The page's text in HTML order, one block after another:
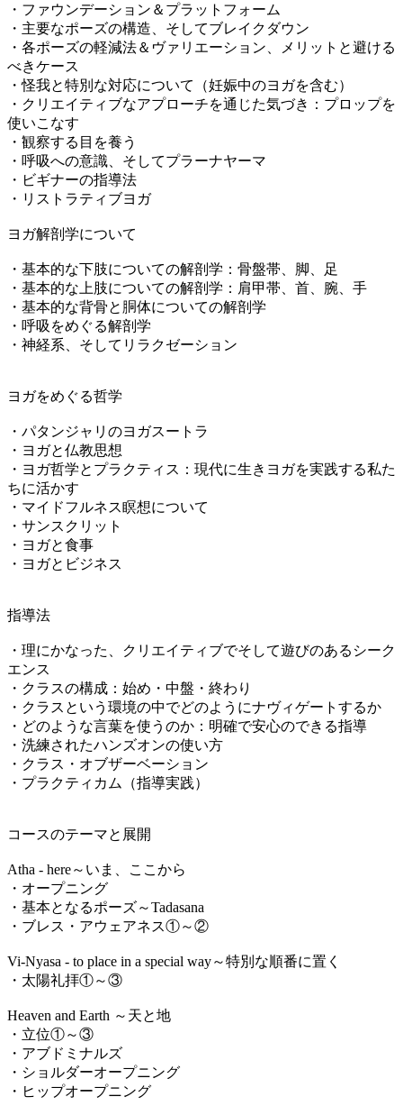
・ファウンデーション＆プラットフォーム
・主要なポーズの構造、そしてブレイクダウン
・各ポーズの軽減法＆ヴァリエーション、メリットと避ける
べきケース
・怪我と特別な対応について（妊娠中のヨガを含む）
・クリエイティブなアプローチを通じた気づき：プロップを
使いこなす
・観察する目を養う
・呼吸への意識、そしてプラーナヤーマ
・ビギナーの指導法
・リストラティブヨガ
ヨガ解剖学について
・基本的な下肢についての解剖学：骨盤帯、脚、足
・基本的な上肢についての解剖学：肩甲帯、首、腕、手
・基本的な背骨と胴体についての解剖学
・呼吸をめぐる解剖学
・神経系、そしてリラクゼーション
ヨガをめぐる哲学
・パタンジャリのヨガスートラ
・ヨガと仏教思想
・ヨガ哲学とプラクティス：現代に生きヨガを実践する私た
ちに活かす
・マイドフルネス瞑想について
・サンスクリット
・ヨガと食事
・ヨガとビジネス
指導法
・理にかなった、クリエイティブでそして遊びのあるシーク
エンス
・クラスの構成：始め・中盤・終わり
・クラスという環境の中でどのようにナヴィゲートするか
・どのような言葉を使うのか：明確で安心のできる指導
・洗練されたハンズオンの使い方
・クラス・オブザーベーション
・プラクティカム（指導実践）
コースのテーマと展開
Atha - here～いま、ここから
・オープニング
・基本となるポーズ～Tadasana
・ブレス・アウェアネス①～②
Vi-Nyasa - to place in a special way～特別な順番に置く
・太陽礼拝①～③
Heaven and Earth ～天と地
・立位①～③
・アブドミナルズ
・ショルダーオープニング
・ヒップオープニング